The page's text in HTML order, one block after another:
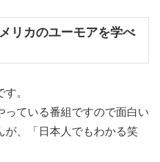
リカのユーモアを学べ
。
っている番組ですので面白い
が、「日本人でもわかる笑